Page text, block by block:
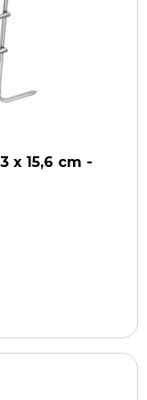
x 15,6 cm -